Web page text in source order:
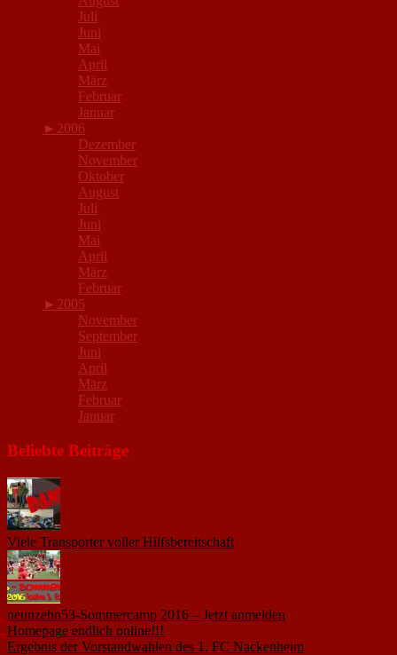
Juli
Juni
Mai
April
März
Februar
Januar
► 2006
Dezember
November
Oktober
August
Juli
Juni
Mai
April
März
Februar
► 2005
November
September
Juni
April
März
Februar
Januar
Beliebte Beiträge
Viele Transporter voller Hilfsbereitschaft
neunzehn53-Sommercamp 2016 – Jetzt anmelden
Homepage endlich online!!!
Ergebnis der Vorstandwahlen des 1. FC Nackenheim